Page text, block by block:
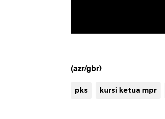
(azr/gbr)
pks kursi ketua mpr